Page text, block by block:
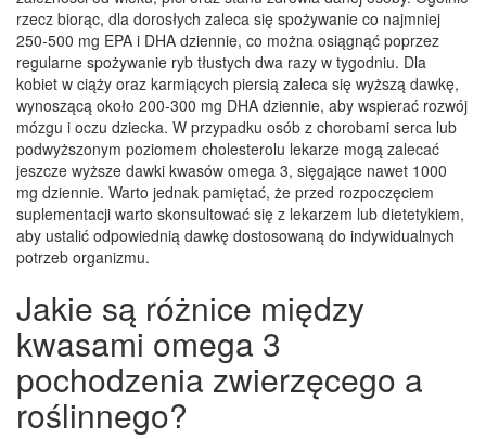
rzecz biorąc, dla dorosłych zaleca się spożywanie co najmniej
250-500 mg EPA i DHA dziennie, co można osiągnąć poprzez
regularne spożywanie ryb tłustych dwa razy w tygodniu. Dla
kobiet w ciąży oraz karmiących piersią zaleca się wyższą dawkę,
wynoszącą około 200-300 mg DHA dziennie, aby wspierać rozwój
mózgu i oczu dziecka. W przypadku osób z chorobami serca lub
podwyższonym poziomem cholesterolu lekarze mogą zalecać
jeszcze wyższe dawki kwasów omega 3, sięgające nawet 1000
mg dziennie. Warto jednak pamiętać, że przed rozpoczęciem
suplementacji warto skonsultować się z lekarzem lub dietetykiem,
aby ustalić odpowiednią dawkę dostosowaną do indywidualnych
potrzeb organizmu.
Jakie są różnice między
kwasami omega 3
pochodzenia zwierzęcego a
roślinnego?